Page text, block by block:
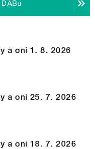
a oni 1. 8. 2026
a oni 25. 7. 2026
a oni 18. 7. 2026